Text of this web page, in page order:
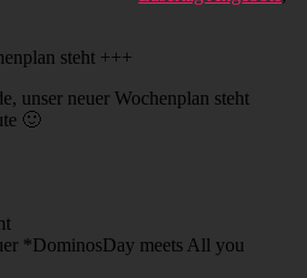
steht +++
unser neuer Wochenplan steht
🙂
*DominosDay meets All you